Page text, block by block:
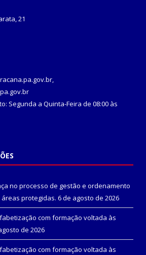
21
Segunda a Quinta-Feira de 08:00 às
no processo de gestão e ordenamento
protegidas. 6 de agosto de 2026
com formação voltada às
de 2026
com formação voltada às